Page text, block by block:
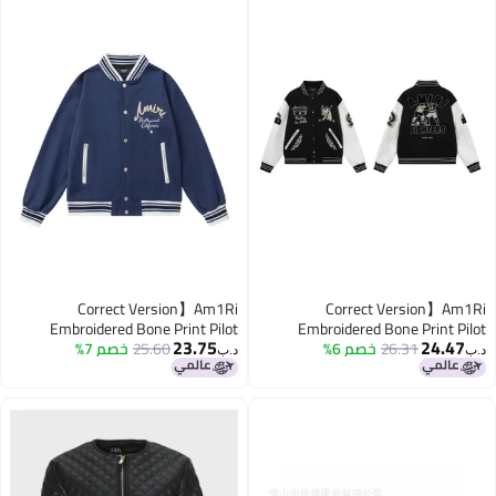
Correct Version】
Embroidered Bone Print
Casual Jacket For Men
Women, Winter Baseball
24.47
26.31خصم 6%
Correct Version】Am1Ri
Embroidered Bone Print Pilot
Casual Jacket For Men And
Women, Winter Baseball Jacket
23.75
25.60خصم 7%